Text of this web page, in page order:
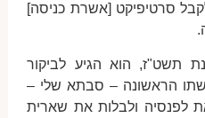
לקבל סרטיפיקט [אשרת כניסה]
תשט"ז, הוא הגיע לביקור
הוא היה אז בן 65, אשתו הראשונה – סבתא שלי –
לפנסיה ולבלות את שארית